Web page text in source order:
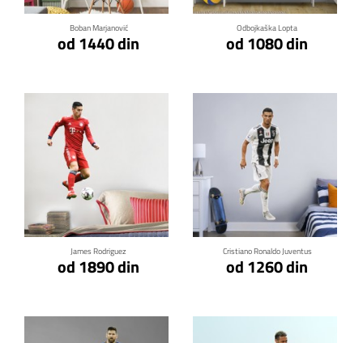
Boban Marjanović
od 1440 din
Odbojkaška Lopta
od 1080 din
James Rodriguez
od 1890 din
Klikni za detalje
Cristiano Ronaldo Juventus
od 1260 din
Klikni za detalje